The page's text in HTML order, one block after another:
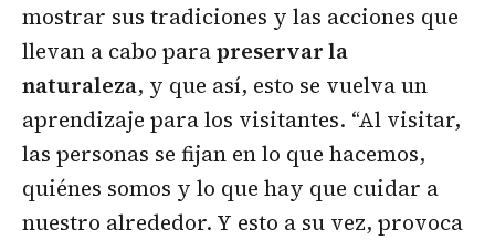
mostrar sus tradiciones y las acciones que
llevan a cabo parapreservar la
naturaleza, y que así, esto se vuelva un
aprendizaje para los visitantes. “Al visitar,
las personas se fijan en lo que hacemos,
quiénes somos y lo que hay que cuidar a
nuestro alrededor. Y esto a su vez, provoca